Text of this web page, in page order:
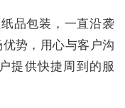
品包装，一直沿袭
势，用心与客户沟
提供快捷周到的服